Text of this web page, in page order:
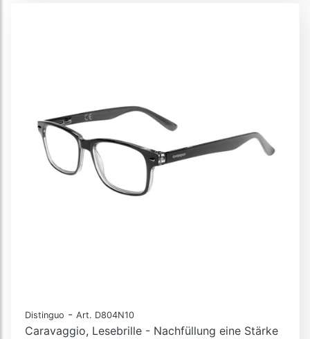
Distinguo - Art. D804N10
Caravaggio, Lesebrille - Nachfüllung eine Stärke